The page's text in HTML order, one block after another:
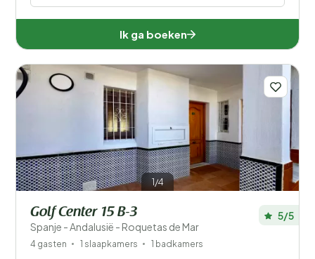
Ik ga boeken
1/4
Golf Center 15 B-3
Spanje - Andalusië - Roquetas de Mar
5/5
4 gasten 1 slaapkamers 1 badkamers